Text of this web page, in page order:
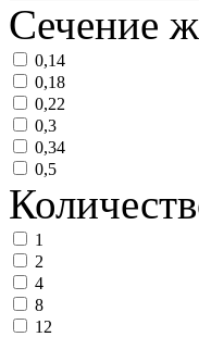
Сечение
0,14
0,18
0,22
0,3
0,34
0,5
1
2
4
8
12